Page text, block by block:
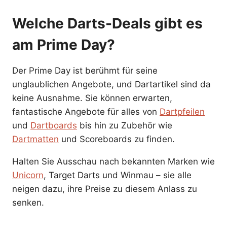
Welche Darts-Deals gibt es
am Prime Day?
Der Prime Day ist berühmt für seine
unglaublichen Angebote, und Dartartikel sind da
keine Ausnahme. Sie können erwarten,
fantastische Angebote für alles von Dartpfeilen
und Dartboards bis hin zu Zubehör wie
Dartmatten und Scoreboards zu finden.
Halten Sie Ausschau nach bekannten Marken wie
Unicorn, Target Darts und Winmau – sie alle
neigen dazu, ihre Preise zu diesem Anlass zu
senken.